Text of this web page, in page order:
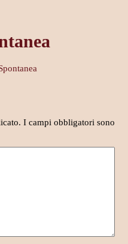
I campi obbligatori sono